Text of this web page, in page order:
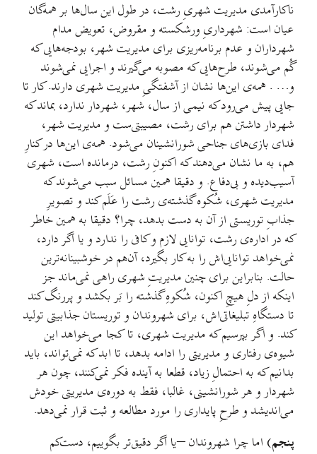
ناکارآمدی مدیریت شهریِ رشت، در طول این سال‌ها بر همه‌گان
عیان است: شهرداریِ ورشکسته و مقروض، تعویض مدام
شهرداران و عدم برنامه‌ریزی برای مدیریت شهر، بودجه‌هایی که
گُم می‌شوند، طرح‌هایی که مصوبه می‌گیرند و اجرایی نمی‌شوند
و… . همه‌ی این‌ها نشان از آشفتگیِ مدیریت شهری دارند. کار تا
جایی پیش می‌رود که نیمی از سال، شهر، شهردار ندارد، بماند که
شهردار داشتن هم برای رشت، مصیبتی‌ست و مدیریت شهر،
فدای بازی‌های جناحی شورانشینان می‌شود. همه‌ی این‌ها در کنارِ
هم، به ما نشان می‌دهند که اکنونِ رشت، درمانده است، شهری
آسیب‌دیده و بی‌دفاع. و دقیقا همین مسائل سبب می‌شوند که
مدیریت شهری، شُکوه گذشته‌ی رشت را عَلَم کند و تصویرِ
جذابِ توریستی از آن به دست بدهد، چرا؟ دقیقا به همین خاطر
که در اداره‌ی رشت، توانایی لازم و کافی را ندارد و یا اگر دارد،
نمی‌خواهد توانایی‌اش را به کار بگیرد، آن‌هم در خوشبینانه‌ترین
حالت. بنابراین برای چنین مدیریتِ شهری راهی نمی‌ماند جز
اینکه از دلِ هیچِ اکنون، شُکوهِ گذشته را بَر بکشد و پررنگ‌ کند
تا دستگاهِ تبلیغاتی‌اش، برای شهروندان و توریستان جذابیتی تولید
کند. و اگر بپرسیم که مدیریت شهری، تا کجا می‌خواهد این
شیوه‌ی رفتاری و مدیریتی را ادامه بدهد، تا ابد که نمی‌تواند، باید
بدانیم که به احتمالِ زیاد، قطعا به آینده فکر نمی‌کنند، چون هر
شهردار و هر شورانشینی، غالبا، فقط به دوره‌ی مدیریتی خودش
می‌اندیشد و طرحِ پایداری را مورد مطالعه و ثبت قرار نمی‌دهد.
پنجم) اما چرا شهروندان –یا اگر دقیق‌تر بگوییم، دست‌کم